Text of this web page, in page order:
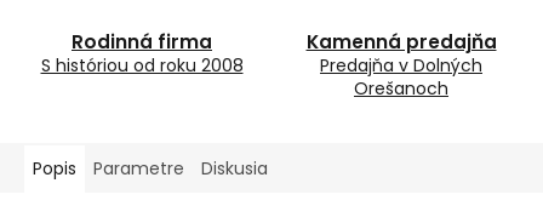
Rodinná firma
S históriou od roku 2008
Kamenná predajňa
Predajňa v Dolných
Orešanoch
Popis Parametre Diskusia